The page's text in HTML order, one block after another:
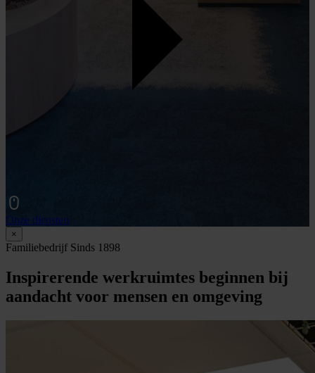
Onze diensten
×
Familiebedrijf Sinds 1898
Inspirerende werkruimtes beginnen bij
aandacht voor mensen en omgeving